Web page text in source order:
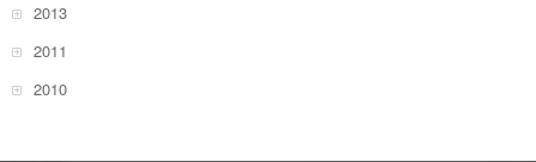
2013
2011
2010